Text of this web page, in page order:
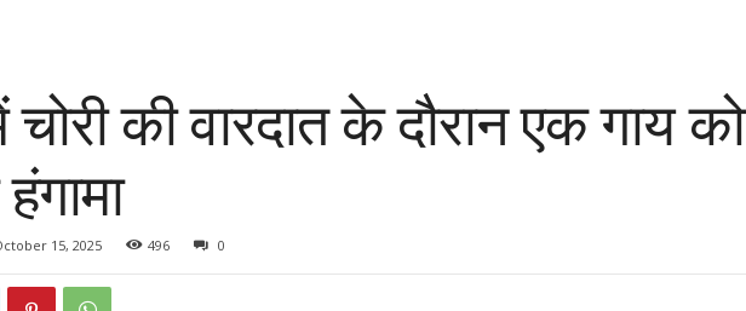
चोरी की वारदात के दौरान एक गाय
15, 2025 496 0